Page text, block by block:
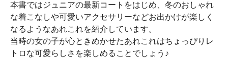
本書ではジュニアの最新コートをはじめ、冬のおしゃれ
な着こなしや可愛いアクセサリーなどお出かけが楽しく
なるようなあれこれを紹介しています。
当時の女の子が心ときめかせたあれこれはちょっぴりレ
トロな可愛らしさを楽しめることでしょう♪